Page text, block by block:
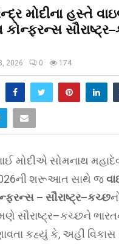
મોદીના હસ્તે
2026 0 174
મોદીએ સોમનાથ
શરૂઆત સાથે જ
– સૌરાષ્ટ્ર–કચ્છ
સૌરાષ્ટ્ર–કચ્છને
કહ્યું કે, અહીં